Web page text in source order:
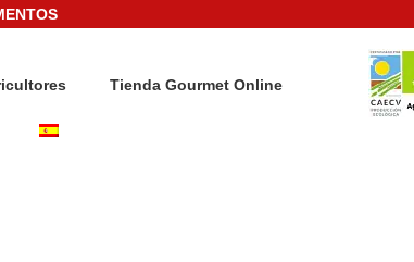
Tienda Gourmet Online